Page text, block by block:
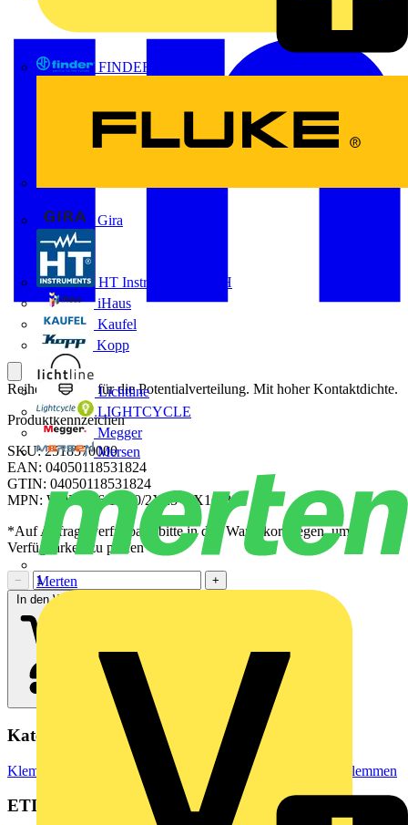
FINDER
Gira
HT Instruments GmbH
iHaus
Kaufel
Kopp
Lichtline
LIGHTCYCLE
Megger
Mersen
Merten
Reihenklemme für die Potentialverteilung. Mit hoher Kontaktdichte.
Produktkennzeichen
SKU: 2518570000
EAN: 04050118531824
GTIN: 04050118531824
MPN: WPD 106 1X70/2X25+3X16 BL
*Auf Anfrage verfügbar - bitte in den Warenkorb legen, um
Verfügbarkeit zu prüfen
−
+
In den Warenkorb
Kategorien
Klemmen, Steckverbinder & Verbindungselemente Reihenklemmen
ETIM Group